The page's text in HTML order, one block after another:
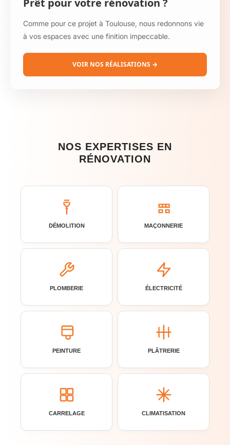
Comme pour ce projet à Toulouse, nous redonnons vie
à vos espaces avec une finition impeccable.
VOIR NOS RÉALISATIONS →
NOS EXPERTISES EN
RÉNOVATION
DÉMOLITION MAÇONNERIE
PLOMBERIE ÉLECTRICITÉ
PEINTURE PLÂTRERIE
CARRELAGE CLIMATISATION